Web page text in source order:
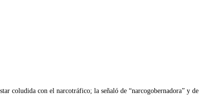
coludida con el narcotráfico; la señaló de “narcogobernadora” y de